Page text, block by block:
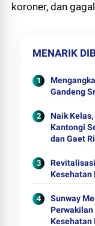
koroner, dan
MENARIK
Gandeng
Naik
Kantongi
dan Gaet
Kesehatan
Sunway
Perwakilan
Kesehatan